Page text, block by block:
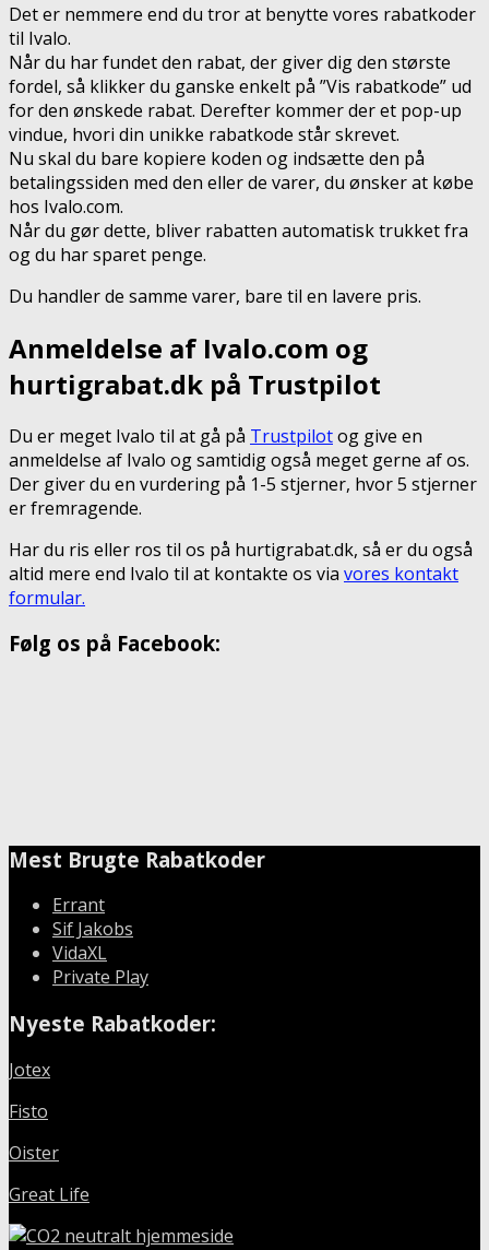
Det er nemmere end du tror at benytte vores rabatkoder
til Ivalo.
Når du har fundet den rabat, der giver dig den største
fordel, så klikker du ganske enkelt på ”Vis rabatkode” ud
for den ønskede rabat. Derefter kommer der et pop-up
vindue, hvori din unikke rabatkode står skrevet.
Nu skal du bare kopiere koden og indsætte den på
betalingssiden med den eller de varer, du ønsker at købe
hos Ivalo.com.
Når du gør dette, bliver rabatten automatisk trukket fra
og du har sparet penge.
Du handler de samme varer, bare til en lavere pris.
Anmeldelse af Ivalo.com og
hurtigrabat.dk på Trustpilot
Du er meget Ivalo til at gå på Trustpilotog give en
anmeldelse af Ivalo og samtidig også meget gerne af os.
Der giver du en vurdering på 1-5 stjerner, hvor 5 stjerner
er fremragende.
Har du ris eller ros til os på hurtigrabat.dk, så er du også
altid mere end Ivalo til at kontakte os via vores kontakt
formular.
Følg os på Facebook:
Mest Brugte Rabatkoder
Errant
Sif Jakobs
VidaXL
Private Play
Nyeste Rabatkoder:
Jotex
Fisto
Oister
Great Life